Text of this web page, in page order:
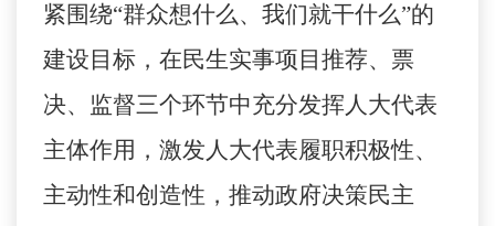
紧围绕“群众想什么、我们就干什么”的
建设目标 ，在民生实事项目推荐、票
决、监督三个环节中充分发挥人大代表
主体作用，激发人大代表履职积极性、
主动性和创造性，推动政府决策民主